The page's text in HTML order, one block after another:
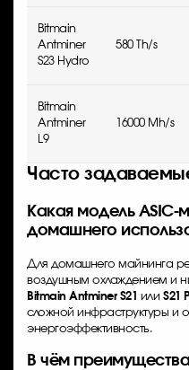
Bitmain
Antminer
S23 Hydro
580 Th/s
Bitmain
Antminer
L9
16000 Mh/s
Часто
Какая модель
домашнего
Для домашнего майнинга
воздушным охлаждением и
Bitmain Antminer S21 илиS21
сложной инфраструктуры и
энергоэффективность.
В чём